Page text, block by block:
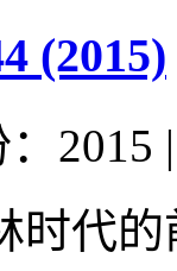
(2015)
：2015 |
时代